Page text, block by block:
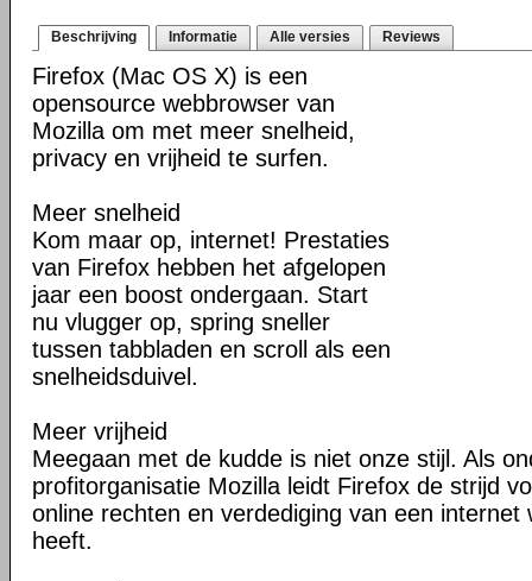
Beschrijving Informatie Alle versies Reviews
Firefox (Mac OS X) is een
opensource webbrowser van
Mozilla om met meer snelheid,
privacy en vrijheid te surfen.
Meer snelheid
Kom maar op, internet! Prestaties
van Firefox hebben het afgelopen
jaar een boost ondergaan. Start
nu vlugger op, spring sneller
tussen tabbladen en scroll als een
snelheidsduivel.
Meer vrijheid
Meegaan met de kudde is niet onze stijl. Als
profitorganisatie Mozilla leidt Firefox de strijd
online rechten en verdediging van een internet
heeft.